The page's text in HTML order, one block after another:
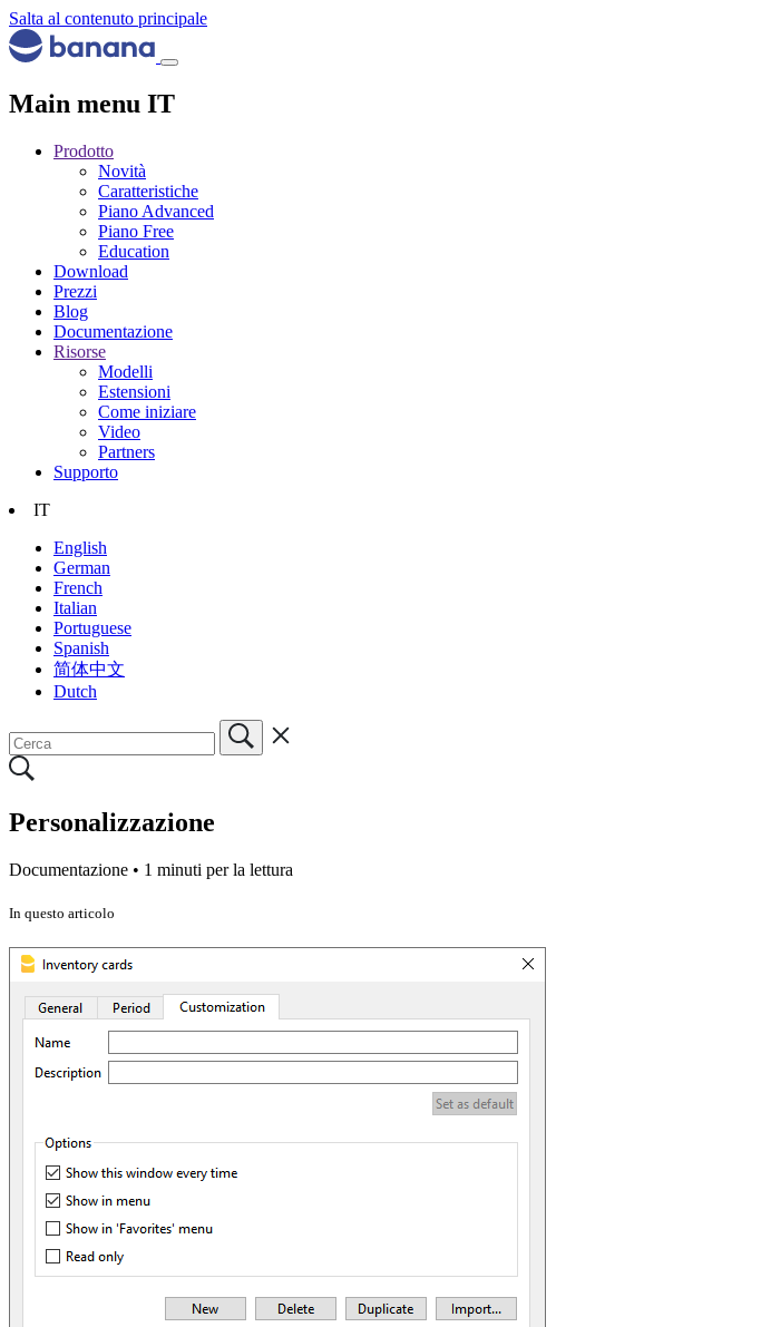
Salta al contenuto principale
Main menu IT
Prodotto
Novità
Caratteristiche
Piano Advanced
Piano Free
Education
Download
Prezzi
Blog
Documentazione
Risorse
Modelli
Estensioni
Come iniziare
Video
Partners
Supporto
IT
English
German
French
Italian
Portuguese
Spanish
简体中文
Dutch
Personalizzazione
Documentazione • 1 minuti per la lettura
In questo articolo